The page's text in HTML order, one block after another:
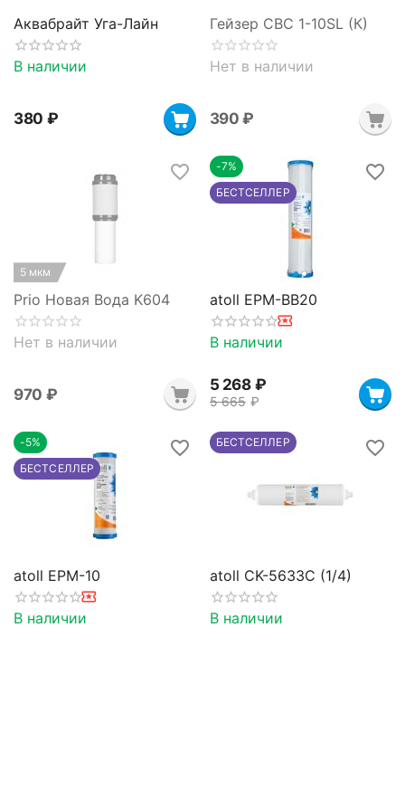
Аквабрайт Уга-Лайн
В наличии
‍380‍ ₽
Гейзер CBC 1-10SL (К)
Нет в наличии
‍390‍ ₽
5 мкм
Prio Новая Вода K604
Нет в наличии
‍970‍ ₽
-7%
БЕСТСЕЛЛЕР
atoll EPM-BB20
В наличии
5 268 ₽
5 665 ₽
-5%
БЕСТСЕЛЛЕР
atoll EPM-10
В наличии
БЕСТСЕЛЛЕР
atoll CK-5633C (1/4)
В наличии